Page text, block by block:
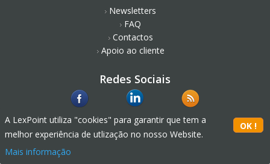
Newsletters
FAQ
Contactos
Apoio ao cliente
Redes Sociais
A LexPoint utiliza "cookies" para garantir que tem a
melhor experiência de utlização no nosso Website.
Mais informação